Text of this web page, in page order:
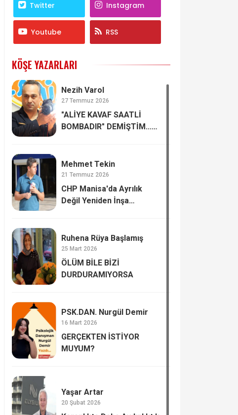
Twitter Instagram
Youtube RSS
KÖŞE YAZARLARI
Nezih Varol
27 Temmuz 2026
"ALİYE KAVAF SAATLİ
BOMBADIR" DEMİŞTİM...
Mehmet Tekin
21 Temmuz 2026
CHP Manisa'da Ayrılık
Değil Yeniden İnşa
Ruhena Rüya Başlamış
25 Mart 2026
ÖLÜM BİLE BİZİ
DURDURAMIYORSA
PSK.DAN. Nurgül Demir
16 Mart 2026
GERÇEKTEN İSTİYOR
MUYUM?
Yaşar Artar
20 Şubat 2026